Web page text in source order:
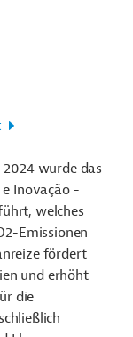
2024 wurde das
Inovação -
welches
Emissionen
fördert
und erhöht
die